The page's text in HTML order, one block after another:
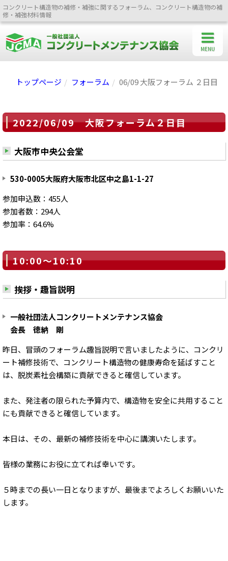
コンクリート構造物の補修・補強に関するフォーラム、コンクリート構造物の補
修・補強材料情報
トップページ フォーラム 06/09 大阪フォーラム ２日目
2022/06/09 大阪フォーラム２日目
大阪市中央公会堂
530-0005大阪府大阪市北区中之島1-1-27
参加申込数：455人
参加者数：294人
参加率：64.6%
10:00～10:10
挨拶・趣旨説明
一般社団法人コンクリートメンテナンス協会
会長 徳納 剛
昨日、冒頭のフォーラム趣旨説明で言いましたように、コンクリ
ート補修技術で、コンクリート構造物の健康寿命を延ばすこと
は、脱炭素社会構築に貢献できると確信しています。
また、発注者の限られた予算内で、構造物を安全に共用すること
にも貢献できると確信しています。
本日は、その、最新の補修技術を中心に講演いたします。
皆様の業務にお役に立てれば幸いです。
５時までの長い一日となりますが、最後までよろしくお願いいた
します。
MENU